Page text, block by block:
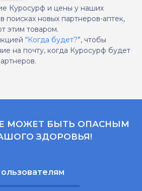
Куросурф и цены у наших
поисках новых партнеров-аптек,
этим товаром.
“Когда будет?”, чтобы
на почту, когда Куросурф будет
МОЖЕТ БЫТЬ ОПАСНЫМ
ЗДОРОВЬЯ!